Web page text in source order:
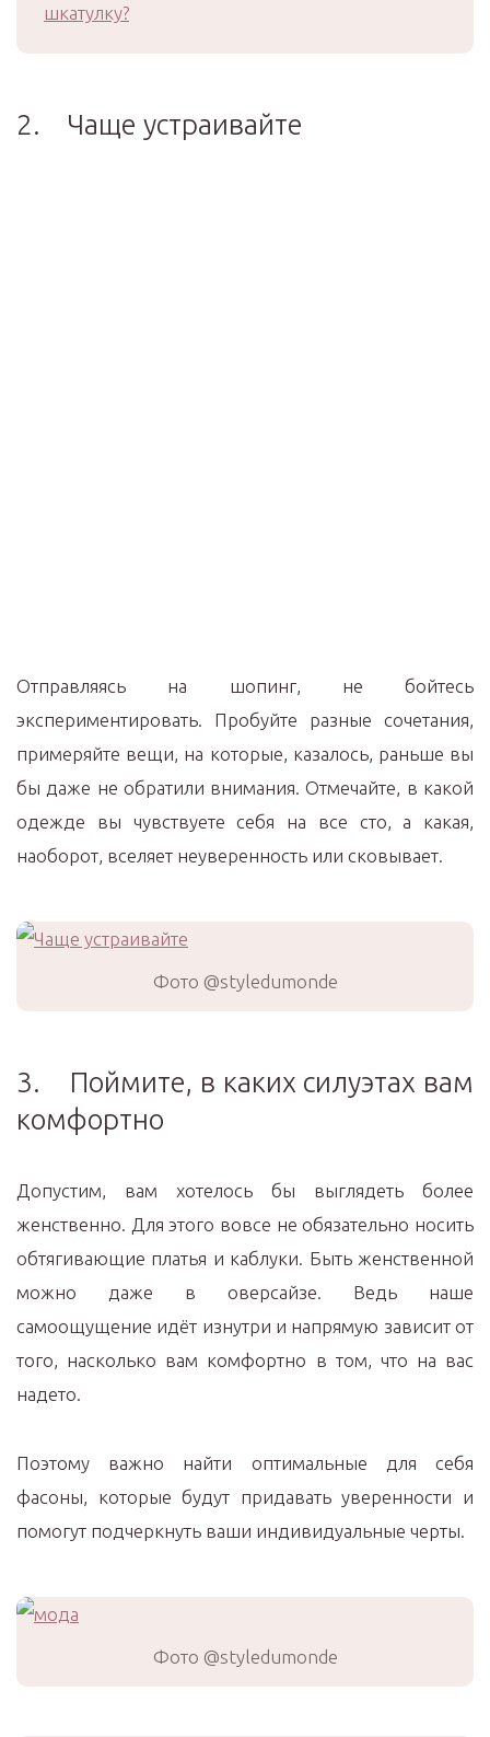
шкатулку?
2. Чаще устраивайте
Отправляясь на шопинг, не бойтесь
экспериментировать. Пробуйте разные сочетания,
примеряйте вещи, на которые, казалось, раньше вы
бы даже не обратили внимания. Отмечайте, в какой
одежде вы чувствуете себя на все сто, а какая,
наоборот, вселяет неуверенность или сковывает.
Фото @styledumonde
3. Поймите, в каких силуэтах вам
комфортно
Допустим, вам хотелось бы выглядеть более
женственно. Для этого вовсе не обязательно носить
обтягивающие платья и каблуки. Быть женственной
можно даже в оверсайзе. Ведь наше
самоощущение идёт изнутри и напрямую зависит от
того, насколько вам комфортно в том, что на вас
надето.
Поэтому важно найти оптимальные для себя
фасоны, которые будут придавать уверенности и
помогут подчеркнуть ваши индивидуальные черты.
Фото @styledumonde